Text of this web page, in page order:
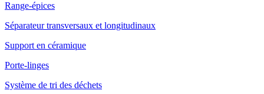
Range-épices
Séparateur transversaux et longitudinaux
Support en céramique
Porte-linges
Système de tri des déchets